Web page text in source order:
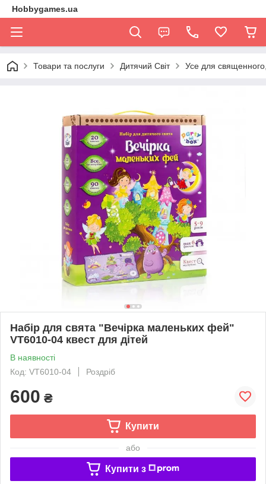
Hobbygames.ua
Товари та послуги Дитячий Світ Усе для
Набір для свята "Вечірка маленьких фей"
VT6010-04 квест для дітей
В наявності
Код: VT6010-04
Роздріб
600 ₴
Купити
або
Купити з